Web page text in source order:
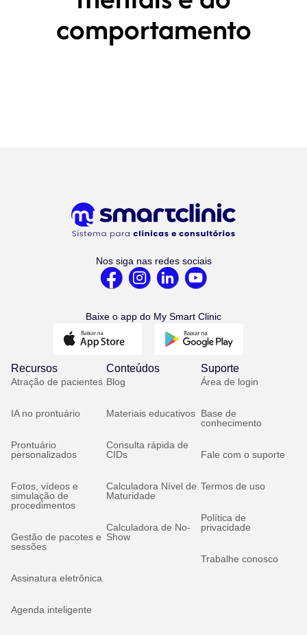
comportamento
Nos siga nas redes sociais
Baixe o app do My Smart Clinic
Recursos
Atração de pacientes
IA no prontuário
Prontuário
personalizados
Fotos, vídeos e
simulação de
procedimentos
Gestão de pacotes e
sessões
Assinatura eletrônica
Agenda inteligente
Conteúdos
Blog
Materiais educativos
Consulta rápida de
CIDs
Calculadora Nível de
Maturidade
Calculadora de No-
Show
Suporte
Área de login
Base de
conhecimento
Fale com o suporte
Termos de uso
Política de
privacidade
Trabalhe conosco